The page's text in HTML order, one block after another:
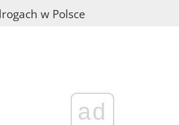
w Polsce
ad